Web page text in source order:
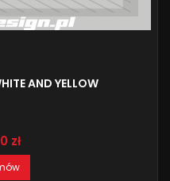
AND YELLOW
zł